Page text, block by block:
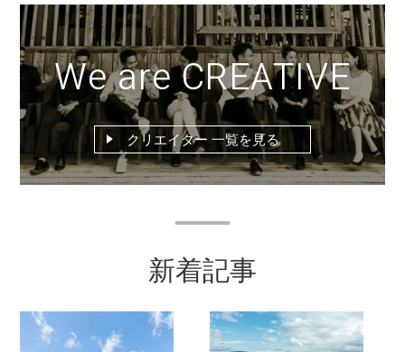
We are CREATIVE
クリエイター 一覧を見る
新着記事